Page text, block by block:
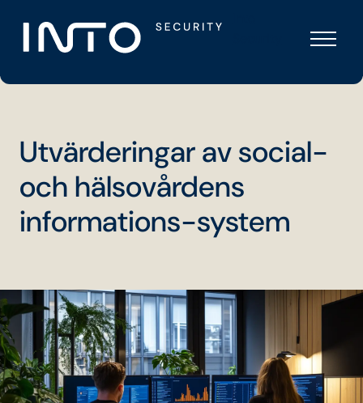
content
Utvärderingar av social-
och hälsovårdens
informations-system